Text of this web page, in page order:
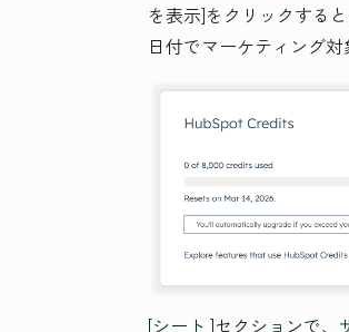
を表示]をクリックする
日付でマーケティング
[シート ]セクションで、